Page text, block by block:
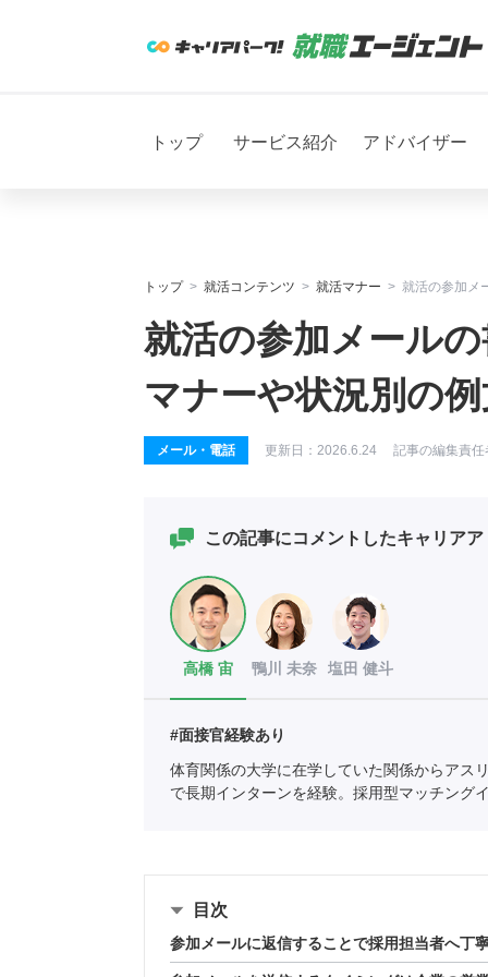
トップ サービス紹介 アドバイザー
トップ 就活コンテンツ 就活マナー 就活の参加メ
就活の参加メール
マナーや状況別の
メール・電話 更新日： 2026.6.24 記事の編集責任
この記事にコメントしたキャリア
高橋 宙 鴨川 未奈 塩田 健斗
#面接官経験あり
体育関係の大学に在学していた関係からアス
で長期インターンを経験。採用型マッチング
目次
参加メールに返信することで採用担当者へ丁